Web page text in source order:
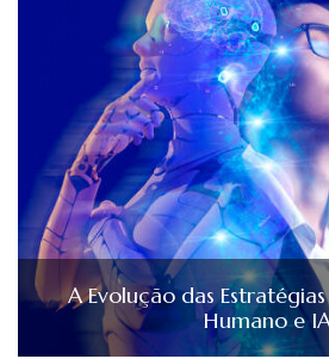
A Evolução das
Humano e